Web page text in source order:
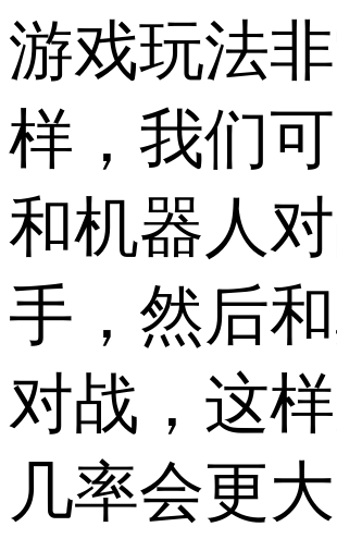
游戏玩法
样，我们
和机器人
手，然后
对战，这
几率会更大